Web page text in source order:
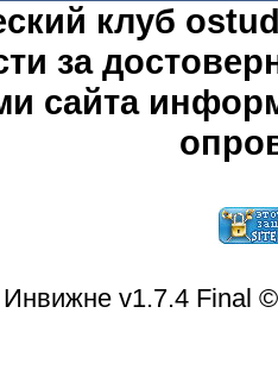
клуб
за
сайта
Инвижне v1.7.4 Final